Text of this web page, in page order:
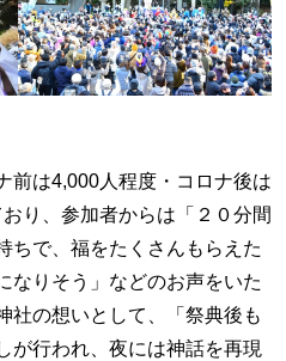
前は4,000人程度・コロナ後は
り、参加者からは「２０分間
ちで、福をたくさんもらえた
なりそう」などのお声をいた
社の想いとして、「祭典後も
が行われ、夜には神話を再現